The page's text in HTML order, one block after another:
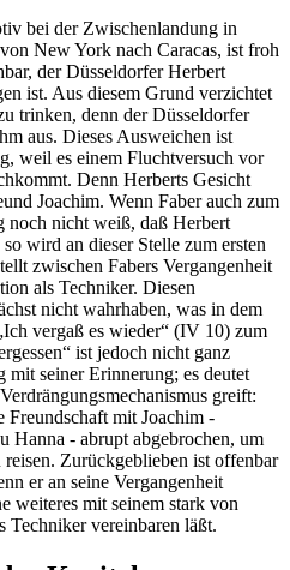
bei der Zwischenlandung in
New York nach Caracas, ist froh
der Düsseldorfer Herbert
ist. Aus diesem Grund verzichtet
trinken, denn der Düsseldorfer
aus. Dieses Ausweichen ist
weil es einem Fluchtversuch vor
Denn Herberts Gesicht
Joachim. Wenn Faber auch zum
noch nicht weiß, daß Herbert
wird an dieser Stelle zum ersten
zwischen Fabers Vergangenheit
als Techniker. Diesen
nicht wahrhaben, was in dem
vergaß es wieder“ (IV 10) zum
ist jedoch nicht ganz
mit seiner Erinnerung; es deutet
greift:
Freundschaft mit Joachim -
Hanna - abrupt abgebrochen, um
Zurückgeblieben ist offenbar
er an seine Vergangenheit
weiteres mit seinem stark von
Techniker vereinbaren läßt.